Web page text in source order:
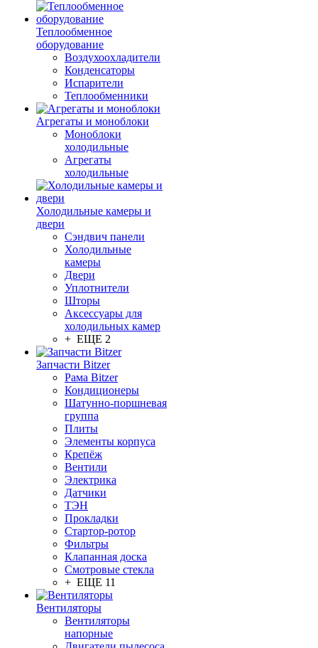
Теплообменное
оборудование
Воздухоохладители
Конденсаторы
Испарители
Теплообменники
Агрегаты и моноблоки
Моноблоки
холодильные
Агрегаты
холодильные
Холодильные камеры и
двери
Сэндвич панели
Холодильные
камеры
Двери
Уплотнители
Шторы
Аксессуары для
холодильных камер
+ ЕЩЕ 2
Запчасти Bitzer
Рама Bitzer
Кондиционеры
Шатунно-поршневая
группа
Плиты
Элементы корпуса
Крепёж
Вентили
Электрика
Датчики
ТЭН
Прокладки
Стартор-ротор
Фильтры
Клапанная доска
Смотровые стекла
+ ЕЩЕ 11
Вентиляторы
Вентиляторы
напорные